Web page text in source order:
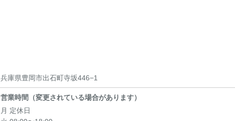
兵庫県豊岡市出石町寺坂446−1
営業時間（変更されている場合があります）
月 定休日